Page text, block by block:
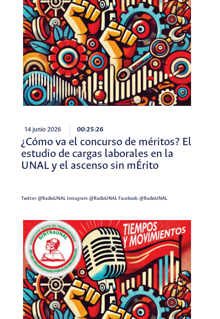
14 junio 2026 00:25:26
¿Cómo va el concurso de méritos? El
estudio de cargas laborales en la
UNAL y el ascenso sin mÉrito
Twitter:@RadioUNALInstagram:@RadioUNALFacebook:@RadioUNAL